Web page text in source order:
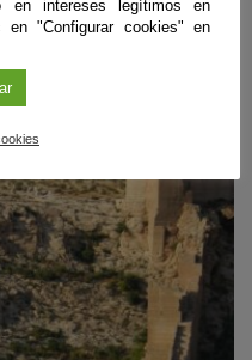
al horizonte occidental
en intereses legítimos en
en "Configurar cookies" en